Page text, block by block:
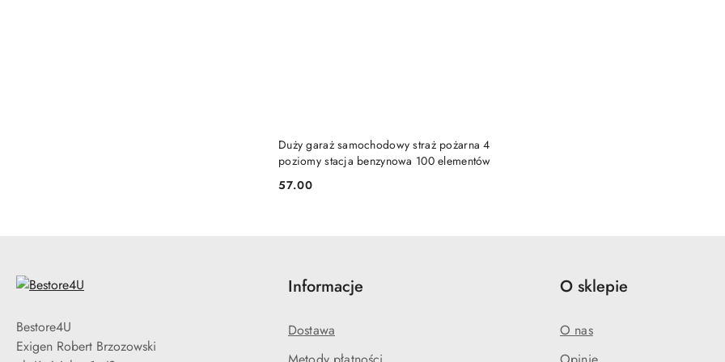
Duży garaż samochodowy straż pożarna 4
poziomy stacja benzynowa 100 elementów
Cena:
57.00
PRODUKT NIEDOSTĘPNY
Bestore4U
Exigen Robert Brzozowski
Informacje
Dostawa
O sklepie
O nas